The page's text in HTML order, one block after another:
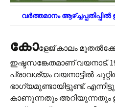
വർത്തമാനം
കോളേജ് കാലം
ഇഷ്ടസങ്കേതമാണ് വയനാട്.
പ്രാവശ്യം വയനാട്ടില്‍
ഭാഗ്യമുണ്ടായിട്ടുണ്ട്.
കാണുന്നതും അറിയുന്നതും